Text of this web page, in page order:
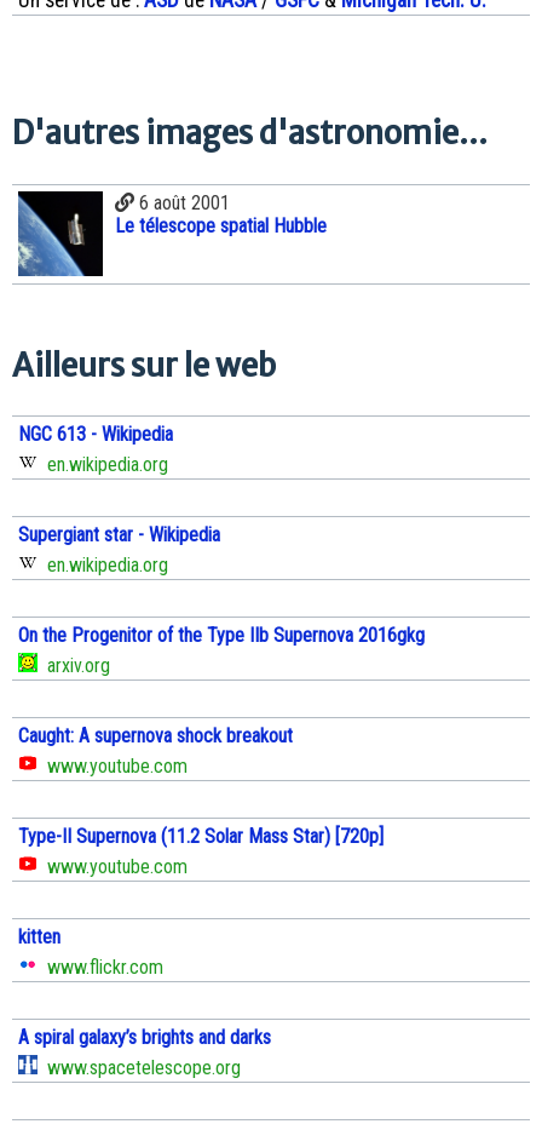
D'autres images d'astronomie...
6 août 2001
Le télescope spatial Hubble
Ailleurs sur le web
NGC 613 - Wikipedia
en.wikipedia.org
Supergiant star - Wikipedia
en.wikipedia.org
On the Progenitor of the Type IIb Supernova 2016gkg
arxiv.org
Caught: A supernova shock breakout
www.youtube.com
Type-II Supernova (11.2 Solar Mass Star) [720p]
www.youtube.com
kitten
www.flickr.com
A spiral galaxy’s brights and darks
www.spacetelescope.org